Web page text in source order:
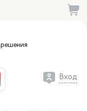
решения
Вход